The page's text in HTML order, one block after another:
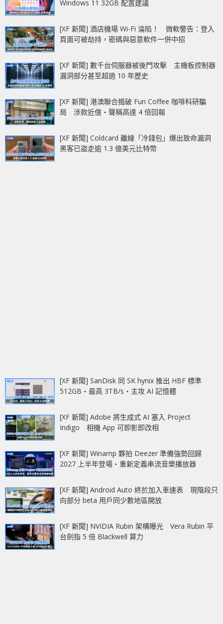
Windows 11 32GB 配置建議
[XF 新聞] 酒店機場 Wi-Fi 淪陷！ 微軟警告：登入
頁面可被劫持，密碼與惡意軟件一併中招
[XF 新聞] 數千台伺服器被後門攻擊 主機板控制器
漏洞部分甚至超過 10 年歷史
[XF 新聞] 港澳聯合搗破 Fun Coffee 咖啡科研騙
局 涉款近億‧聲稱高達 4 倍回報
[XF 新聞] Coldcard 離線「冷錢包」爆出致命漏洞
黑客已盜走逾 1.3 億美元比特幣
[XF 新聞] SanDisk 同 SK hynix 推出 HBF 標準
512GB‧最高 3TB/s‧主攻 AI 記憶體
[XF 新聞] Adobe 將生成式 AI 塞入 Project
Indigo 相機 App 可即影即改相
[XF 新聞] Winamp 夥拍 Deezer 準備強勢回歸
2027 上半年登場‧重新定義串流音樂播放器
[XF 新聞] Android Auto 終於加入車速表 現階段只
向部分 beta 用戶同少數地區開放
[XF 新聞] NVIDIA Rubin 架構曝光 Vera Rubin 平
台劍指 5 倍 Blackwell 算力